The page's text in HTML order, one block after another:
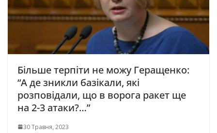
Більше терпіти не можу Геращенко:
“А де зникли базікали, які
розповідали, що в ворога ракет ще
на 2-3 атаки?…”
30 Травня, 2023